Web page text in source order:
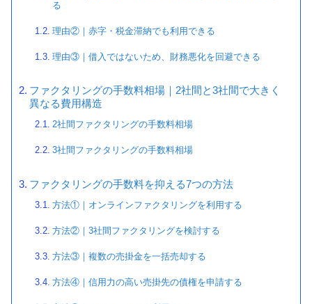
る
理由②｜赤字・税金滞納でも利用できる
理由③｜借入ではないため、財務悪化を回避できる
ファクタリングの手数料相場｜2社間と3社間で大きく
異なる費用構造
2社間ファクタリングの手数料相場
3社間ファクタリングの手数料相場
ファクタリングの手数料を抑える7つの方法
方法①｜オンラインファクタリングを利用する
方法②｜3社間ファクタリングを検討する
方法③｜複数の売掛金を一括売却する
方法④｜信用力の高い売掛先の債権を申請する